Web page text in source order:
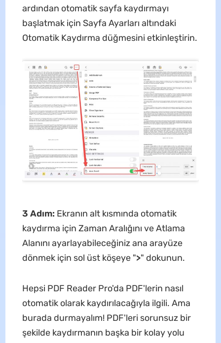
ardından otomatik sayfa kaydırmayı
başlatmak için Sayfa Ayarları altındaki
Otomatik Kaydırma düğmesini etkinleştirin.
3 Adım: Ekranın alt kısmında otomatik
kaydırma için Zaman Aralığını ve Atlama
Alanını ayarlayabileceğiniz ana arayüze
dönmek için sol üst köşeye ">" dokunun.
Hepsi PDF Reader Pro'da PDF'lerin nasıl
otomatik olarak kaydırılacağıyla ilgili. Ama
burada durmayalım! PDF'leri sorunsuz bir
şekilde kaydırmanın başka bir kolay yolu